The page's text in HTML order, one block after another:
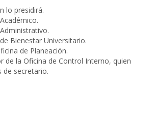
lo presidirá.
Bienestar Universitario.
de Planeación.
de la Oficina de Control Interno, quien
de secretario.